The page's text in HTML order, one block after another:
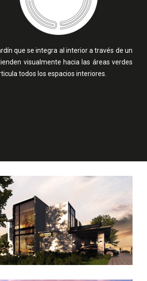
que se integra al interior a través de un
visualmente hacia las áreas verdes
todos los espacios interiores.